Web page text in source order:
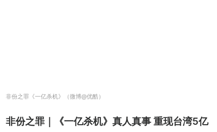
非份之罪《一亿杀机》（微博@优酷）
非份之罪｜《一亿杀机》真人真事 重现台湾5亿